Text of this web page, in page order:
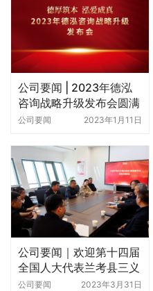
公司要闻 | 2023年德泓
咨询战略升级发布会圆满
举行
公司要闻 2023年1月11日
公司要闻｜欢迎第十四届
全国人大代表兰考县三义
寨乡白云山村支部书记陈
公司要闻 2023年3月31日